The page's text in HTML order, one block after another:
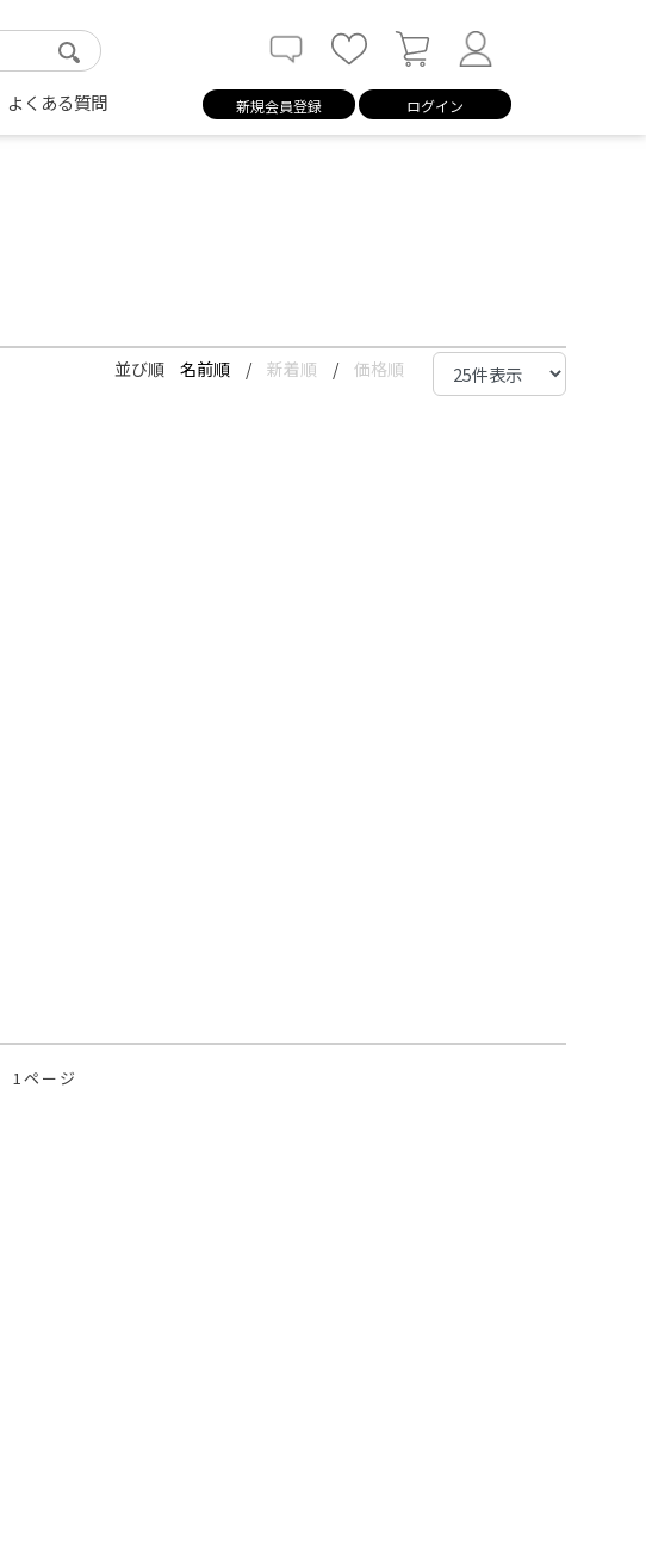
よくある質問 新規会員登録 ログイン
並び順 名前順 / 新着順 / 価格順
1ページ